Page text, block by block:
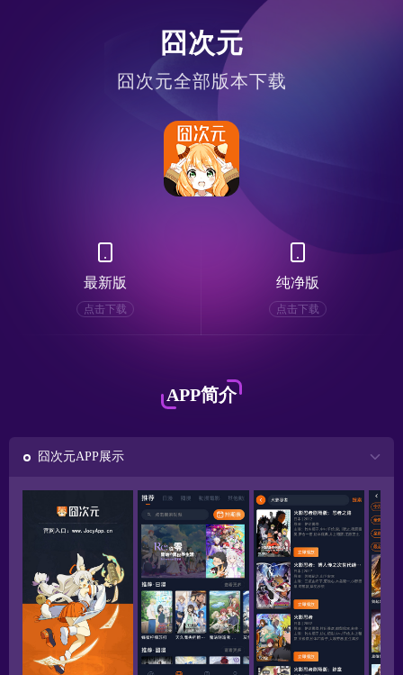
囧次元
囧次元全部版本下载
最新版
点击下载
纯净版
点击下载
APP简介
囧次元APP展示